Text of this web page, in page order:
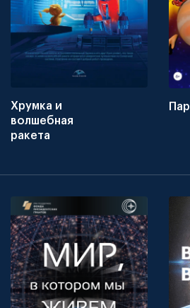
Хрумка и
волшебная
ракета